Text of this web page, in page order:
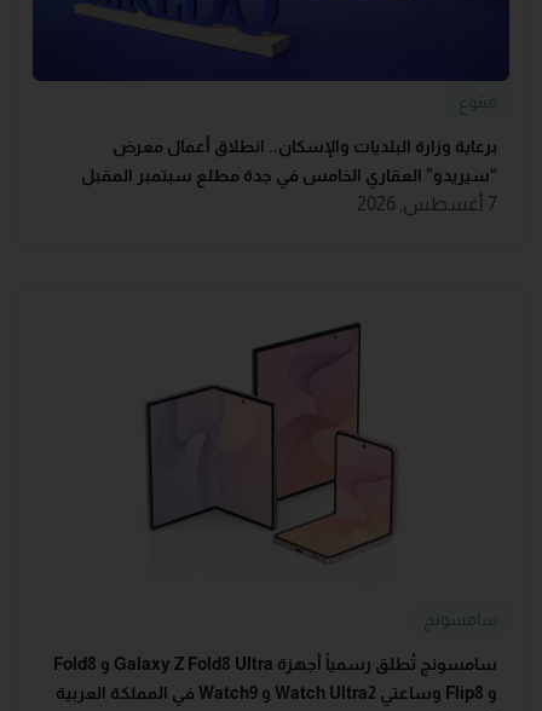
متنوع
برعاية وزارة البلديات والإسكان.. انطلاق أعمال معرض
“سيريدو” العقاري الخامس في جدة مطلع سبتمبر المقبل
7 أغسطس, 2026
سامسونج
سامسونج تُطلق رسمياً أجهزة Galaxy Z Fold8 Ultra و Fold8
و Flip8 وساعتي Watch Ultra2 و Watch9 في المملكة العربية